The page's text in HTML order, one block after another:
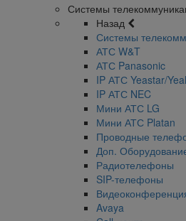
Системы
Назад
Системы
АТС W&T
АТС Panasonic
IP АТС Yeastar/
IP АТС NEC
Мини АТС LG
Мини АТС Platan
Проводные
Доп.
Радиотелефоны
SIP-телефоны
Avaya